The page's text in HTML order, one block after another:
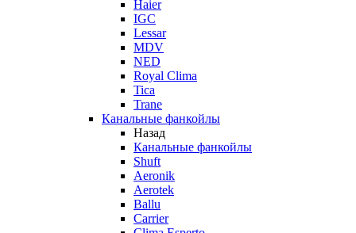
Haier
IGC
Lessar
MDV
NED
Royal Clima
Tica
Trane
Канальные фанкойлы
Назад
Канальные фанкойлы
Shuft
Aeronik
Aerotek
Ballu
Carrier